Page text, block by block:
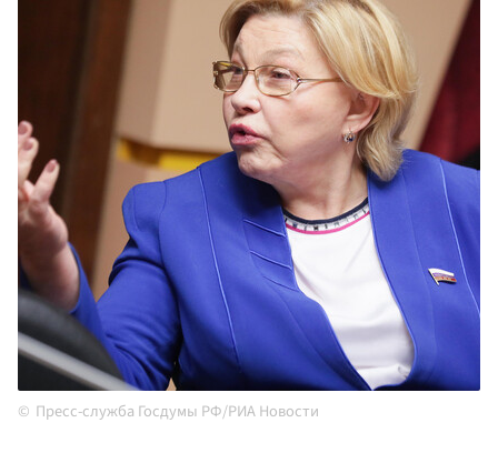
Пресс-служба Госдумы РФ/РИА Новости